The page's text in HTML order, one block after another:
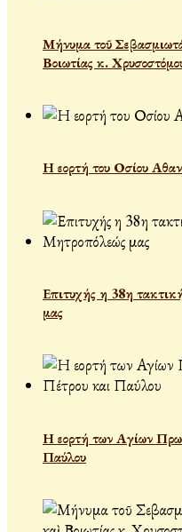
Μήνυμα τοῦ
Βοιωτίας κ.
Η εορτή του Οσίου
Επιτυχής η 38η
μας
Η εορτή των Αγίων
Παύλου